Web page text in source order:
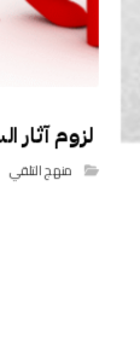
لزوم آثار
منهج التلقي